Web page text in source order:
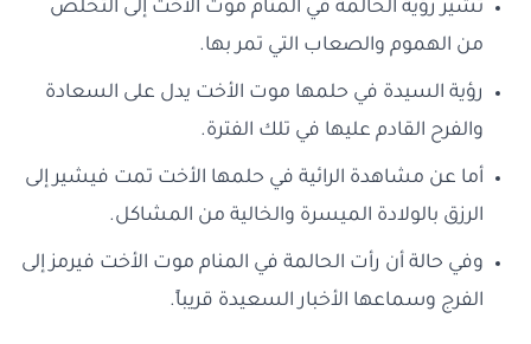
تشير رؤية الحالمة في المنام موت الأخت إلى التخلص
من الهموم والصعاب التي تمر بها.
رؤية السيدة في حلمها موت الأخت يدل على السعادة
والفرح القادم عليها في تلك الفترة.
أما عن مشاهدة الرائية في حلمها الأخت تمت فيشير إلى
الرزق بالولادة الميسرة والخالية من المشاكل.
وفي حالة أن رأت الحالمة في المنام موت الأخت فيرمز إلى
الفرج وسماعها الأخبار السعيدة قريباً.